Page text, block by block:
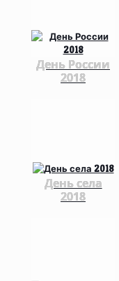
День России
2018
День села
2018